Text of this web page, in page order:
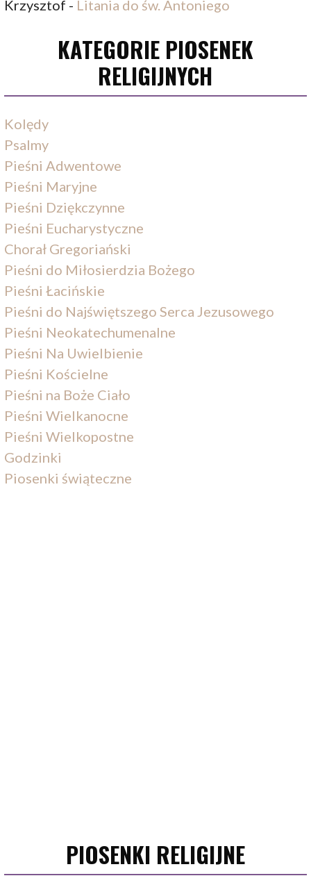
Krzysztof - Litania do św. Antoniego
KATEGORIE PIOSENEK
RELIGIJNYCH
Kolędy
Psalmy
Pieśni Adwentowe
Pieśni Maryjne
Pieśni Dziękczynne
Pieśni Eucharystyczne
Chorał Gregoriański
Pieśni do Miłosierdzia Bożego
Pieśni Łacińskie
Pieśni do Najświętszego Serca Jezusowego
Pieśni Neokatechumenalne
Pieśni Na Uwielbienie
Pieśni Kościelne
Pieśni na Boże Ciało
Pieśni Wielkanocne
Pieśni Wielkopostne
Godzinki
Piosenki świąteczne
PIOSENKI RELIGIJNE